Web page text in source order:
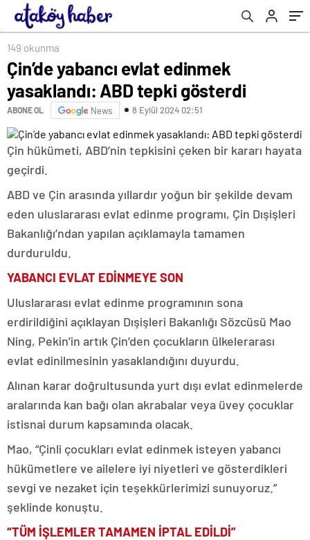
149 okunma
Çin’de yabancı evlat edinmek
yasaklandı: ABD tepki gösterdi
ABONE OL News 8 Eylül 2024 02:51
Çin hükümeti, ABD’nin tepkisini çeken bir kararı hayata
geçirdi.
ABD ve Çin arasında yıllardır yoğun bir şekilde devam
eden uluslararası evlat edinme programı, Çin Dışişleri
Bakanlığı’ndan yapılan açıklamayla tamamen
durduruldu.
YABANCI EVLAT EDİNMEYE SON
Uluslararası evlat edinme programının sona
erdirildiğini açıklayan Dışişleri Bakanlığı Sözcüsü Mao
Ning, Pekin’in artık Çin’den çocukların ülkelerarası
evlat edinilmesinin yasaklandığını duyurdu.
Alınan karar doğrultusunda yurt dışı evlat edinmelerde
aralarında kan bağı olan akrabalar veya üvey çocuklar
istisnai durum kapsamında olacak.
Mao, “Çinli çocukları evlat edinmek isteyen yabancı
hükümetlere ve ailelere iyi niyetleri ve gösterdikleri
sevgi ve nezaket için teşekkürlerimizi sunuyoruz.”
şeklinde konuştu.
“TÜM İŞLEMLER TAMAMEN İPTAL EDİLDİ”